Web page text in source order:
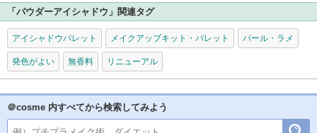
「パウダーアイシャドウ」関連タグ
アイシャドウパレット メイクアップキット・パレット パール・ラメ
発色がよい 無香料 リニューアル
＠cosme 内すべてから検索してみよう